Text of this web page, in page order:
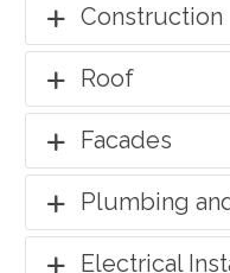
Construction
Roof
Facades
Plumbing
Electrical